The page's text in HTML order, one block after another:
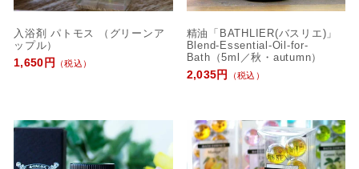
入浴剤 パトモス （グリーンア
ップル）
1,650円
（税込）
精油「BATHLIER(バスリエ)」
Blend-Essential-Oil-for-
Bath（5ml／秋・autumn）
2,035円
（税込）